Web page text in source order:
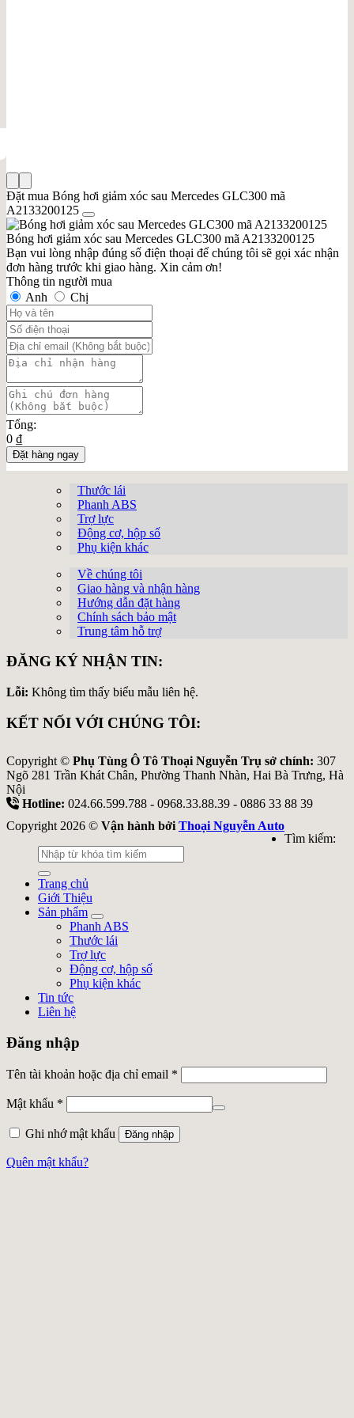
Đặt mua Bóng hơi giảm xóc sau Mercedes GLC300 mã
A2133200125
Bóng hơi giảm xóc sau Mercedes GLC300 mã A2133200125
Bạn vui lòng nhập đúng số điện thoại để chúng tôi sẽ gọi xác nhận
đơn hàng trước khi giao hàng. Xin cảm ơn!
Thông tin người mua
Anh
Chị
Tổng:
0 ₫
Đặt hàng ngay
Thước lái
Phanh ABS
Trợ lực
Động cơ, hộp số
Phụ kiện khác
Về chúng tôi
Giao hàng và nhận hàng
Hướng dẫn đặt hàng
Chính sách bảo mật
Trung tâm hỗ trợ
ĐĂNG KÝ NHẬN TIN:
Lỗi: Không tìm thấy biểu mẫu liên hệ.
KẾT NỐI VỚI CHÚNG TÔI:
Copyright © Phụ Tùng Ô Tô Thoại Nguyễn Trụ sở chính: 307
Ngõ 281 Trần Khát Chân, Phường Thanh Nhàn, Hai Bà Trưng, Hà
Nội
Hotline: 024.66.599.788 - 0968.33.88.39 - 0886 33 88 39
Copyright 2026 © Vận hành bởiThoại Nguyễn Auto
Tìm kiếm:
Trang chủ
Giới Thiệu
Sản phẩm
Phanh ABS
Thước lái
Trợ lực
Động cơ, hộp số
Phụ kiện khác
Tin tức
Liên hệ
Đăng nhập
Tên tài khoản hoặc địa chỉ email *
Mật khẩu *
Ghi nhớ mật khẩu Đăng nhập
Quên mật khẩu?